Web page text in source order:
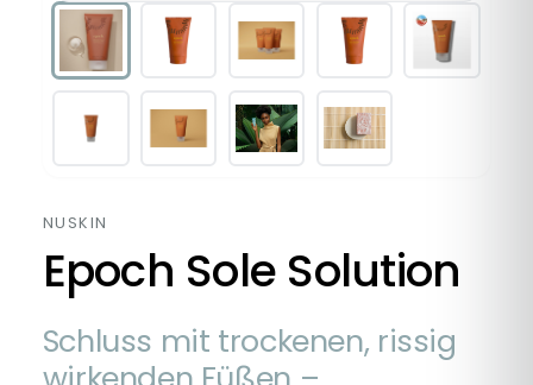
NUSKIN
Epoch Sole Solution
Schluss mit trockenen, rissig